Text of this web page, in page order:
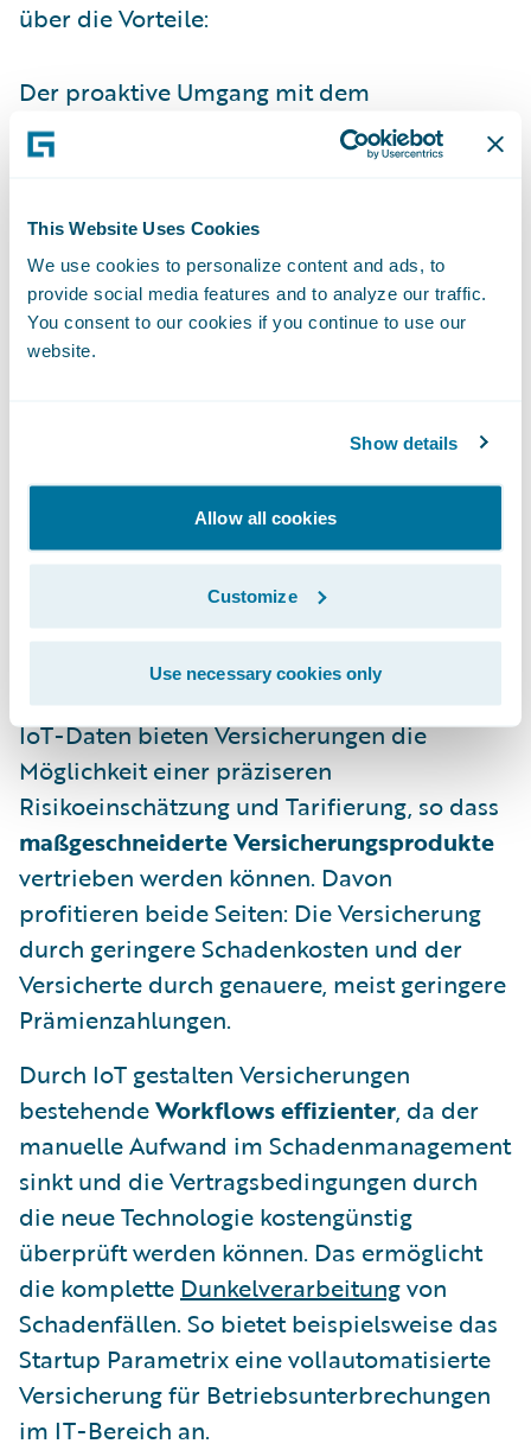
This Website Uses Cookies
We use cookies to personalize content and ads, to
provide social media features and to analyze our traffic.
You consent to our cookies if you continue to use our
website.
Show details
Allow all cookies
Customize
Use necessary cookies only
über die Vorteile:
Der proaktive Umgang mit dem
Versicherungskunden sorgt fürmehr
Interaktion und Kundennähe
. Die
aktiven Produkt, der Versicherer ein
Risikoberater bzw. -manager, der dabei hilft,
Schäden zu verhindern oder sie zumindest
in ihrem Ausmaß zu begrenzen.
zeitnah Daten geliefert, um denSchaden
Bearbeitungsdauer
steigt die
Versicherungskunde wird durch eine
automatisierte Schadenerstmeldung in
einer für ihn emotional belastenden
Situation spürbar entlastet.
IoT-Daten bieten Versicherungen die
Möglichkeit einer präziseren
Risikoeinschätzung und Tarifierung, so dass
maßgeschneiderte Versicherungsprodukte
vertrieben werden können. Davon
profitieren beide Seiten: Die Versicherung
durch geringere Schadenkosten und der
Versicherte durch genauere, meist geringere
Prämienzahlungen.
Durch IoT gestalten Versicherungen
bestehendeWorkflows effizienter, da der
manuelle Aufwand im Schadenmanagement
sinkt und die Vertragsbedingungen durch
die neue Technologie kostengünstig
überprüft werden können. Das ermöglicht
die komplette Dunkelverarbeitungvon
Schadenfällen. So bietet beispielsweise das
Startup Parametrix eine vollautomatisierte
Versicherung für Betriebsunterbrechungen
im IT-Bereich an.